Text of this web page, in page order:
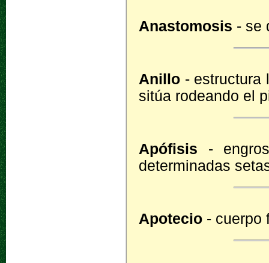
Anastomosis - se
Anillo - estructura
sitúa rodeando el
Apófisis -
determinadas
Apotecio - cuerpo